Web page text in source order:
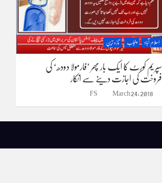
اسلام آباد پنجاب تازہ ترین
سپریم کورٹ کا ایک بار پھر ’فارمولا دودھ‘ کی
فروخت کی اجازت دینے سے انکار
March 24, 2018
FS